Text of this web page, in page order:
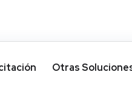
Otras